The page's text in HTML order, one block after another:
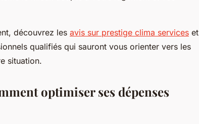
découvrez les avis sur prestige clima services et
qualifiés qui sauront vous orienter vers les
situation.
optimiser ses dépenses